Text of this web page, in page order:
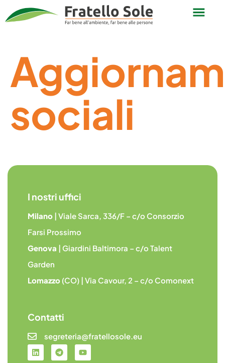
sociali
I nostri uffici
Milano | Viale Sarca, 336/F – c/o Consorzio
Farsi Prossimo
Genova | Giardini Baltimora – c/o Talent
Garden
Lomazzo (CO) | Via Cavour, 2 – c/o Comonext
Contatti
segreteria@fratellosole.eu